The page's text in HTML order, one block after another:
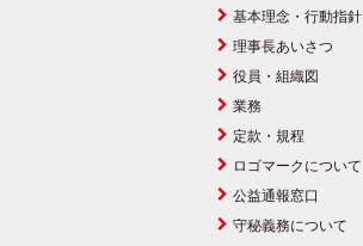
基本理念・行動指針
理事長あいさつ
役員・組織図
業務
定款・規程
ロゴマークについて
公益通報窓口
守秘義務について